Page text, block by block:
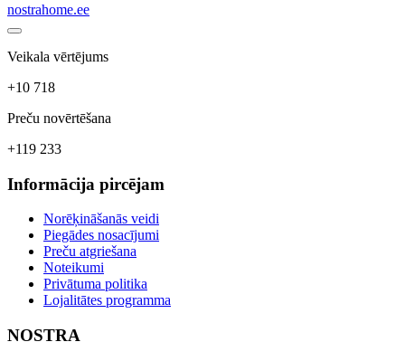
nostrahome.ee
Veikala vērtējums
+10 718
Preču novērtēšana
+119 233
Informācija pircējam
Norēķināšanās veidi
Piegādes nosacījumi
Preču atgriešana
Noteikumi
Privātuma politika
Lojalitātes programma
NOSTRA